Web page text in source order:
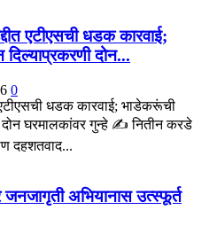
एटीएसची धडक कारवाई;
दिल्याप्रकरणी दोन...
0
धडक कारवाई; भाडेकरूंची
दोन घरमालकांवर गुन्हे ✍️ नितीन करडे
दहशतवाद...
जनजागृती अभियानास उत्स्फूर्त